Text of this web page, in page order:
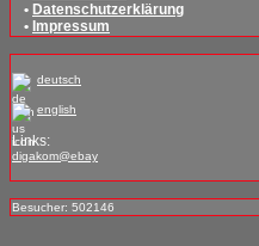
• Datenschutzerklärung
• Impressum
deutsch
english
Links:
digakom@ebay
Besucher: 502146